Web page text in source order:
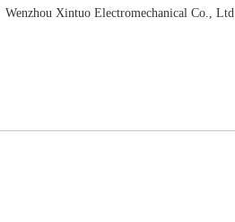
Wenzhou Xintuo Electromechanical Co., Ltd